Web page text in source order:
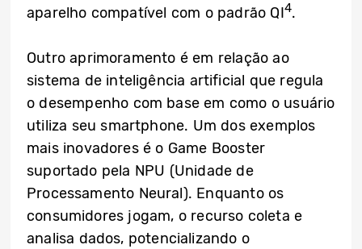
aparelho compatível com o padrão QI4.
Outro aprimoramento é em relação ao
sistema de inteligência artificial que regula
o desempenho com base em como o usuário
utiliza seu smartphone. Um dos exemplos
mais inovadores é o Game Booster
suportado pela NPU (Unidade de
Processamento Neural). Enquanto os
consumidores jogam, o recurso coleta e
analisa dados, potencializando o